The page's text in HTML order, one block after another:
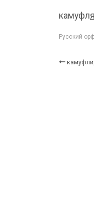
камуфля
Русский